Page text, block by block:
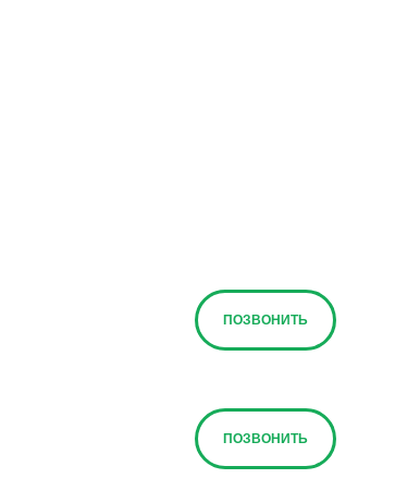
ПОЗВОНИТЬ
ПОЗВОНИТЬ